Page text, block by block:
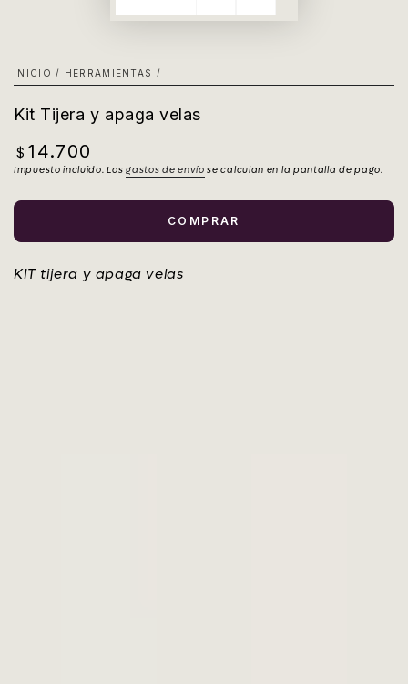
INICIO / HERRAMIENTAS /
Kit Tijera y apaga velas
Precio
regular
$ 14.700
Impuesto incluido. Losgastos de envío se calculan en la pantalla de pago.
COMPRAR
KIT tijera y apaga velas